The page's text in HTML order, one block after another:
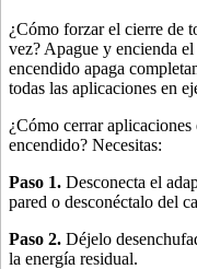
¿Cómo forzar el cierre de
vez? Apague y encienda
encendido apaga
todas las aplicaciones en
¿Cómo cerrar
encendido? Necesitas:
Paso 1. Desconecta el
pared o desconéctalo del
Paso 2. Déjelo
la energía residual.